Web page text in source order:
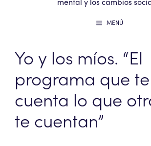
MENÚ
Yo y los míos. “El
programa que te
cuenta lo que
te cuentan”